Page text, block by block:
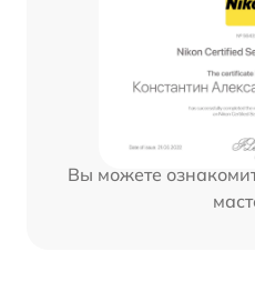
Вы можете